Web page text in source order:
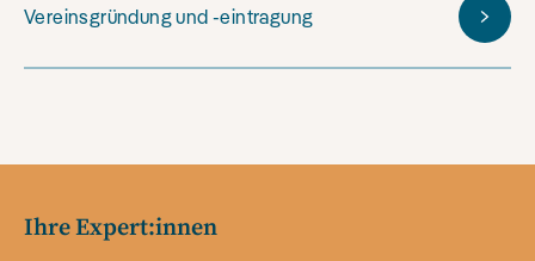
Vereinsgründung und -eintragung
Ihre Expert:innen